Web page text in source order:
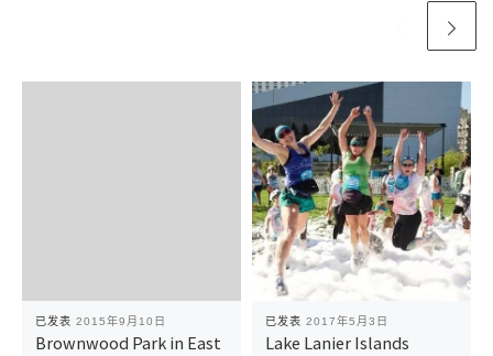
已发表 2015年9月10日
Brownwood Park in East
已发表 2017年5月3日
Lake Lanier Islands